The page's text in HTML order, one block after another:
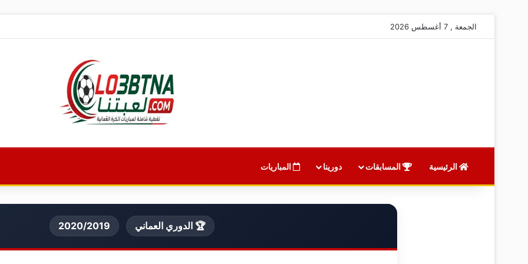
الجمعة , 7 أغسطس 2026
الرئيسية المسابقات دورينا المباريات
🏆 الدوري العماني 2020/2019